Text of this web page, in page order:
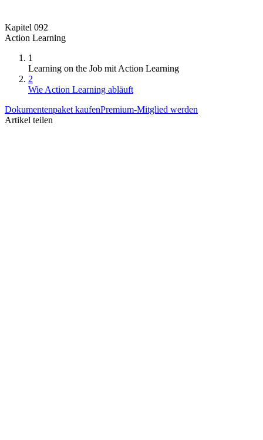
Kapitel 092
Action Learning
1
Learning on the Job mit Action Learning
2
Wie Action Learning abläuft
Dokumentenpaket kaufenPremium-Mitglied werden
Artikel teilen